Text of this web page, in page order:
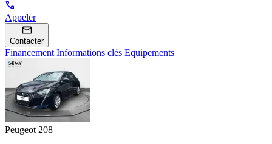
Appeler
Contacter
Financement Informations clés Equipements
Peugeot 208